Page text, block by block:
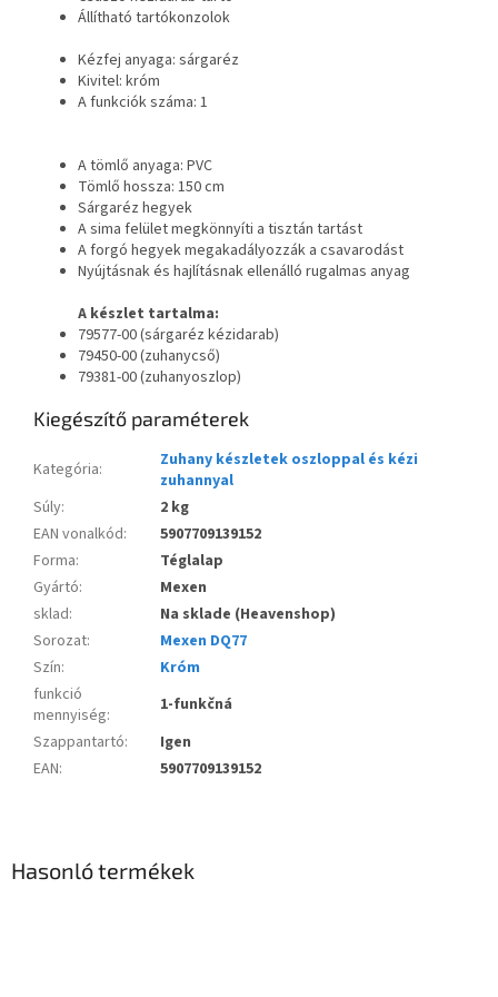
Állítható tartókonzolok
Kézfej anyaga: sárgaréz
Kivitel: króm
A funkciók száma: 1
A tömlő anyaga: PVC
Tömlő hossza: 150 cm
Sárgaréz hegyek
A sima felület megkönnyíti a tisztán tartást
A forgó hegyek megakadályozzák a csavarodást
Nyújtásnak és hajlításnak ellenálló rugalmas anyag
A készlet tartalma:
79577-00 (sárgaréz kézidarab)
79450-00 (zuhanycső)
79381-00 (zuhanyoszlop)
Kiegészítő paraméterek
Kategória:
Zuhany készletek oszloppal és kézi
zuhannyal
Súly:
2 kg
EAN vonalkód:
5907709139152
Forma:
Téglalap
Gyártó:
Mexen
sklad:
Na sklade (Heavenshop)
Sorozat:
Mexen DQ77
Szín:
Króm
funkció
mennyiség:
1-funkčná
Szappantartó:
Igen
EAN: 5907709139152
Hasonló termékek